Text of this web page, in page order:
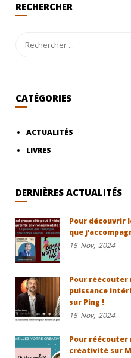
RECHERCHER
CATÉGORIES
ACTUALITÉS
LIVRES
DERNIÈRES ACTUALITÉS
Pour découvrir
que
15 Nov, 2024
Pour réécouter
puissance
sur Ping !
15 Nov, 2024
Pour réécouter
créativité sur